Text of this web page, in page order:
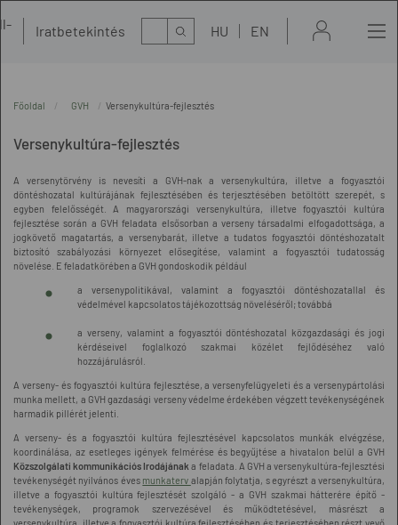
Iratbetekintés Kereső HU EN
Főoldal GVH Versenykultúra-fejlesztés
Versenykultúra-fejlesztés
A versenytörvény is nevesíti a GVH-nak a versenykultúra, illetve a fogyasztói
döntéshozatal kultúrájának fejlesztésében és terjesztésében betöltött szerepét, s
egyben felelősségét. A magyarországi versenykultúra, illetve fogyasztói kultúra
fejlesztése során a GVH feladata elsősorban a verseny társadalmi elfogadottsága, a
jogkövető magatartás, a versenybarát, illetve a tudatos fogyasztói döntéshozatalt
biztosító szabályozási környezet elősegítése, valamint a fogyasztói tudatosság
növelése. E feladatkörében a GVH gondoskodik például
a versenypolitikával, valamint a fogyasztói döntéshozatallal és
védelmével kapcsolatos tájékozottság növeléséről; továbbá
a verseny, valamint a fogyasztói döntéshozatal közgazdasági és jogi
kérdéseivel foglalkozó szakmai közélet fejlődéséhez való
hozzájárulásról.
A verseny- és fogyasztói kultúra fejlesztése, a versenyfelügyeleti és a versenypártolási
munka mellett, a GVH gazdasági verseny védelme érdekében végzett tevékenységének
harmadik pillérét jelenti.
A verseny- és a fogyasztói kultúra fejlesztésével kapcsolatos munkák elvégzése,
koordinálása, az esetleges igények felmérése és begyűjtése a hivatalon belül a GVH
Közszolgálati kommunikációs Irodájánaka feladata. A GVH a versenykultúra-fejlesztési
tevékenységét nyilvános éves munkaterv alapján folytatja, s egyrészt a versenykultúra,
illetve a fogyasztói kultúra fejlesztését szolgáló - a GVH szakmai hátterére építő -
tevékenységek, programok szervezésével és működtetésével, másrészt a